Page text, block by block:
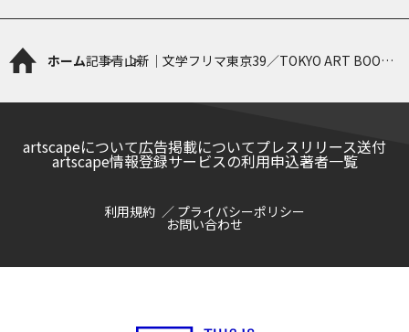
ホーム記事青山新｜文学フリマ東京39／TOKYO ART BOOK
artscapeについて広告掲載についてプレスリリース送付
artscape情報登録サービスの利用申込著者一覧
利用規約 プライバシーポリシー
お問い合わせ